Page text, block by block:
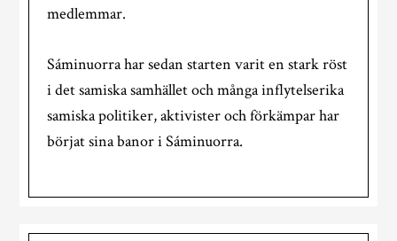
medlemmar.
Sáminuorra har sedan starten varit en stark röst
i det samiska samhället och många inflytelserika
samiska politiker, aktivister och förkämpar har
börjat sina banor i Sáminuorra.